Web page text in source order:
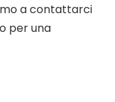
a contattarci
per una